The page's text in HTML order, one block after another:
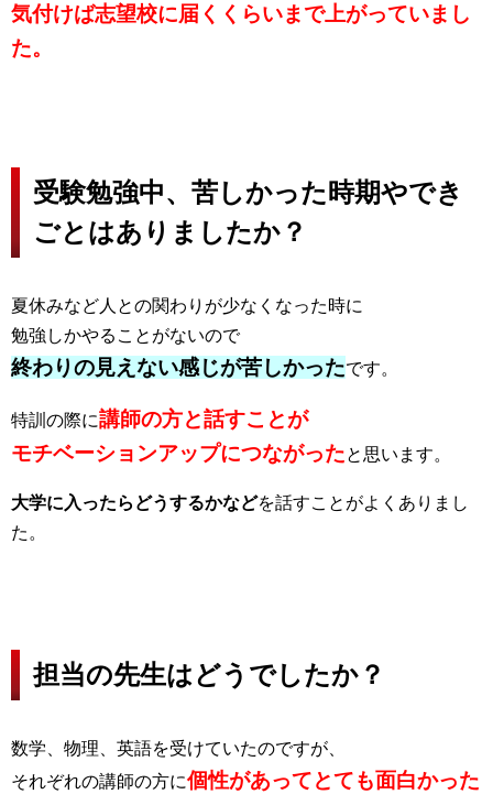
気付けば志望校に届くくらいまで上がっていまし
た。
受験勉強中、苦しかった時期やでき
ごとはありましたか？
夏休みなど人との関わりが少なくなった時に
勉強しかやることがないので
終わりの見えない感じが苦しかったです。
特訓の際に講師の方と話すことが
モチベーションアップにつながったと思います。
大学に入ったらどうするかなどを話すことがよくありまし
た。
担当の先生はどうでしたか？
数学、物理、英語を受けていたのですが、
それぞれの講師の方に個性があってとても面白かった